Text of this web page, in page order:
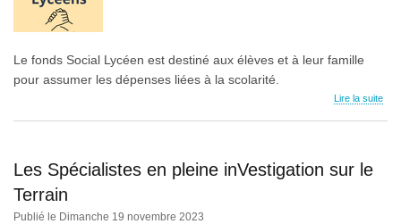
Le fonds Social Lycéen est destiné aux élèves et à leur famille
pour assumer les dépenses liées à la scolarité.
Lire la suite
Les Spécialistes en pleine inVestigation sur le
Terrain
Publié le Dimanche 19 novembre 2023